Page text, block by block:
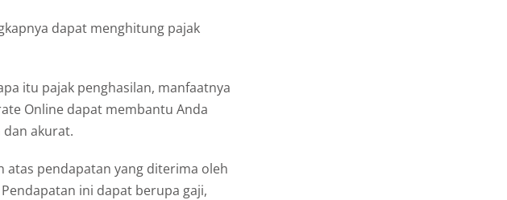
dapat menghitung pajak
itu pajak penghasilan, manfaatnya
Online dapat membantu Anda
akurat.
atas pendapatan yang diterima oleh
ini dapat berupa gaji,